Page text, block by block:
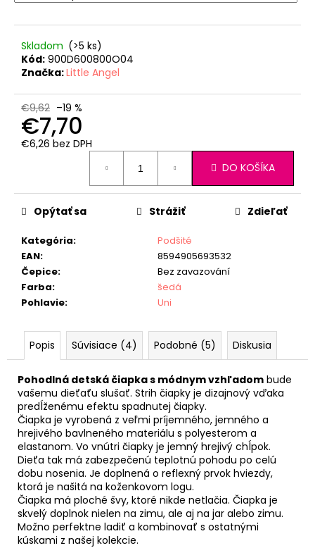
Skladom (>5 ks)
Kód: 900D600800O04
Značka:Little Angel
€9,62 –19 %
€7,70
€6,26 bez DPH
DO KOŠÍKA
Kategória:
Podšité
EAN:
8594905693532
Čepice:
Bez zavazování
Farba:
šedá
Pohlavie: Uni
Opýtať sa Strážiť Zdieľať
Popis Súvisiace (4) Podobné (5) Diskusia
Pohodlná detská čiapka s módnym vzhľadom bude
vašemu dieťaťu slušať. Strih čiapky je dizajnový vďaka
predĺženému efektu spadnutej čiapky.
Čiapka je vyrobená z veľmi príjemného, jemného a
hrejivého bavlneného materiálu s polyesterom a
elastanom. Vo vnútri čiapky je jemný hrejivý chĺpok.
Dieťa tak má zabezpečenú teplotnú pohodu po celú
dobu nosenia. Je doplnená o reflexný prvok hviezdy,
ktorá je našitá na koženkovom logu.
Čiapka má ploché švy, ktoré nikde netlačia. Čiapka je
skvelý doplnok nielen na zimu, ale aj na jar alebo zimu.
Možno perfektne ladiť a kombinovať s ostatnými
kúskami z našej kolekcie.